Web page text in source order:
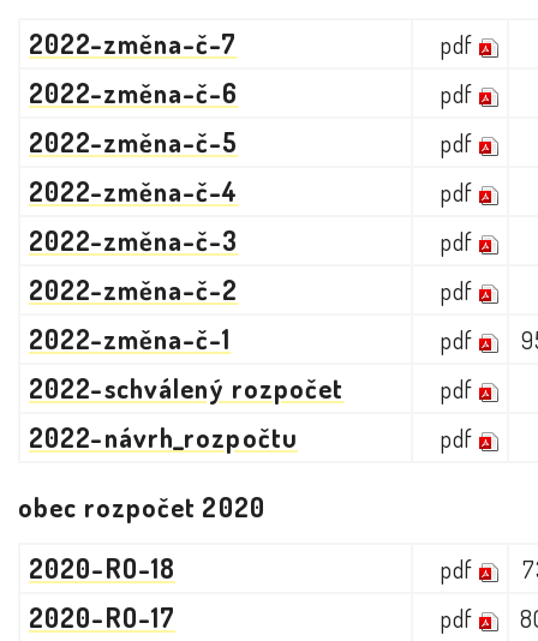
2022-změna-č-7
pdf
2022-změna-č-6 pdf
2022-změna-č-5 pdf
2022-změna-č-4 pdf
2022-změna-č-3 pdf
2022-změna-č-2 pdf
2022-změna-č-1 pdf
2022-schválený rozpočet pdf
2022-návrh_rozpočtu pdf
obec rozpočet 2020
2020-RO-18
pdf
2020-RO-17 pdf